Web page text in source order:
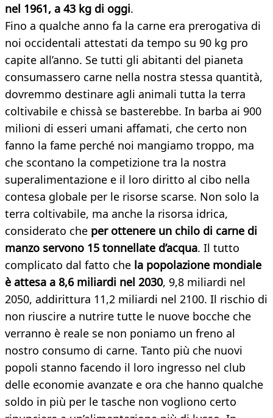
nel 1961, a 43 kg di oggi.
Fino a qualche anno fa la carne era prerogativa di
noi occidentali attestati da tempo su 90 kg pro
capite all’anno. Se tutti gli abitanti del pianeta
consumassero carne nella nostra stessa quantità,
dovremmo destinare agli animali tutta la terra
coltivabile e chissà se basterebbe. In barba ai 900
milioni di esseri umani affamati, che certo non
fanno la fame perché noi mangiamo troppo, ma
che scontano la competizione tra la nostra
superalimentazione e il loro diritto al cibo nella
contesa globale per le risorse scarse. Non solo la
terra coltivabile, ma anche la risorsa idrica,
considerato che per ottenere un chilo di carne di
manzo servono 15 tonnellate d’acqua. Il tutto
complicato dal fatto che la popolazione mondiale
è attesa a 8,6 miliardi nel 2030, 9,8 miliardi nel
2050, addirittura 11,2 miliardi nel 2100. Il rischio di
non riuscire a nutrire tutte le nuove bocche che
verranno è reale se non poniamo un freno al
nostro consumo di carne. Tanto più che nuovi
popoli stanno facendo il loro ingresso nel club
delle economie avanzate e ora che hanno qualche
soldo in più per le tasche non vogliono certo